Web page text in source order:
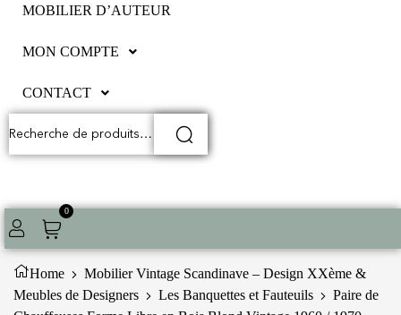
MOBILIER D’AUTEUR
MON COMPTE
CONTACT
0
Home
Mobilier Vintage Scandinave – Design XXème &
Meubles de Designers
Les Banquettes et Fauteuils
Paire de